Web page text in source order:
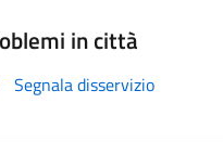
in città
Segnala disservizio